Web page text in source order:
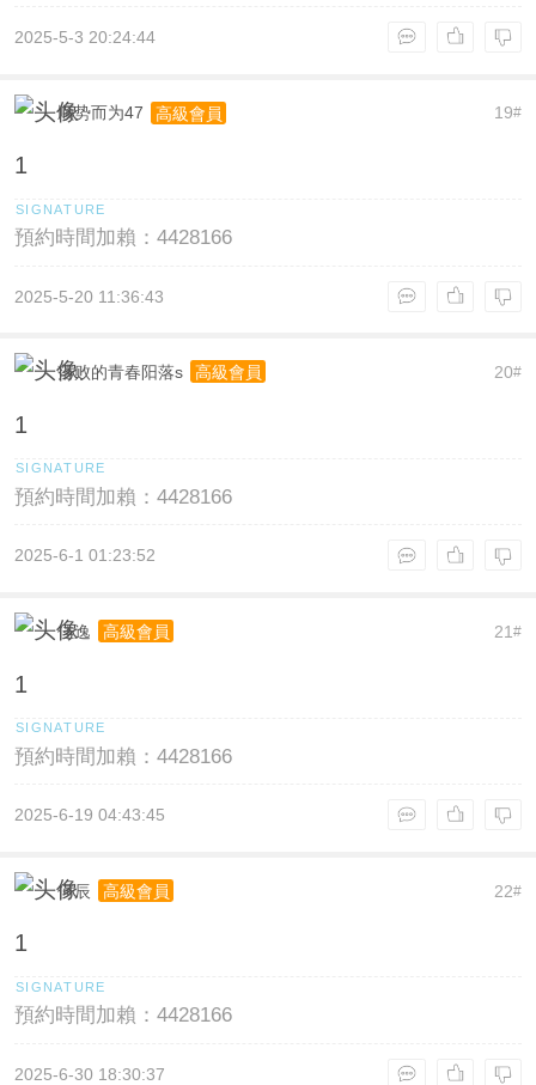
2025-5-3 20:24:44
19#
顺势而为47 高級會員
1
預約時間加賴：4428166
2025-5-20 11:36:43
20#
落败的青春阳落s 高級會員
1
預約時間加賴：4428166
2025-6-1 01:23:52
21#
佳逸 高級會員
1
預約時間加賴：4428166
2025-6-19 04:43:45
22#
何辰 高級會員
1
預約時間加賴：4428166
2025-6-30 18:30:37